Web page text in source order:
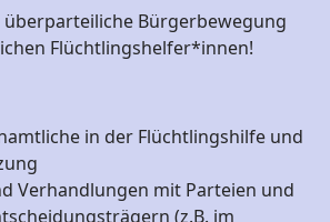
überparteiliche Bürgerbewegung
Flüchtlingshelfer*innen!
in der Flüchtlingshilfe und
Verhandlungen mit Parteien und
(z.B. im